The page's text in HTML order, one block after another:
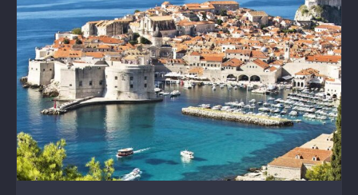
LJETNI KURS FILOZOFIJE U DUBROVNIKU